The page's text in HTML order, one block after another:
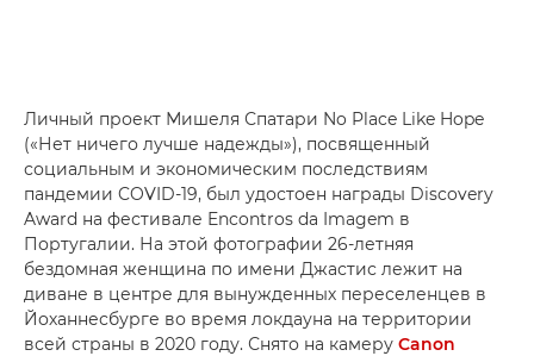
Личный проект Мишеля Спатари No Place Like Hope
(«Нет ничего лучше надежды»), посвященный
социальным и экономическим последствиям
пандемии COVID-19, был удостоен награды Discovery
Award на фестивале Encontros da Imagem в
Португалии. На этой фотографии 26-летняя
бездомная женщина по имени Джастис лежит на
диване в центре для вынужденных переселенцев в
Йоханнесбурге во время локдауна на территории
всей страны в 2020 году. Снято на камеру Canon